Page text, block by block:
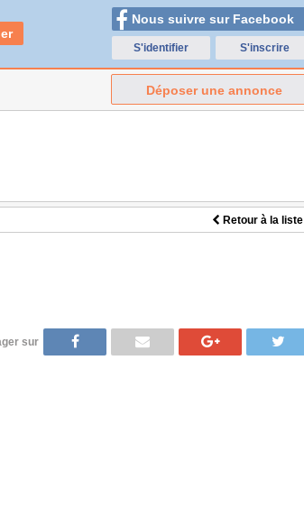
Nous suivre sur Facebook
S'identifier S'inscrire
Déposer une annonce
Retour à la liste
sur